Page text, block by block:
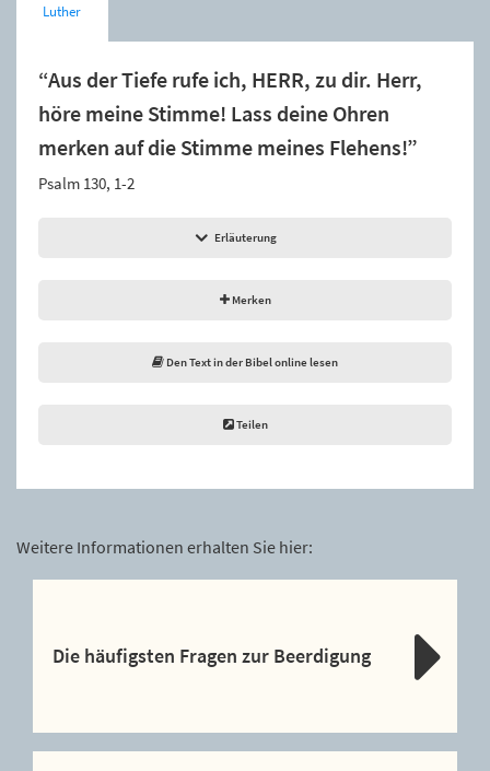
Luther
“Aus der Tiefe rufe ich, HERR, zu dir. Herr,
höre meine Stimme! Lass deine Ohren
merken auf die Stimme meines Flehens!”
Psalm 130, 1-2
Erläuterung
Merken
Den Text in der Bibel online lesen
Teilen
Weitere Informationen erhalten Sie hier:
Die häufigsten Fragen zur Beerdigung